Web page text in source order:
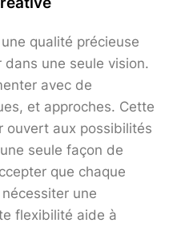
qualité précieuse
dans une seule vision.
avec de
et approches. Cette
ouvert aux possibilités
seule façon de
que chaque
une
flexibilité aide à